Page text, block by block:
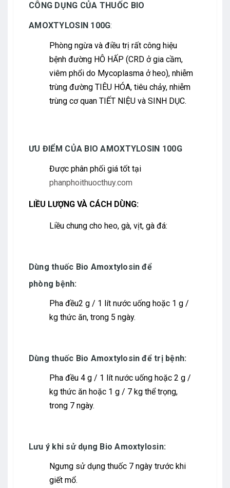
CÔNG DỤNG CỦA THUỐC BIO
AMOXTYLOSIN 100G:
Phòng ngừa và điều trị rất công hiệu
bệnh đường HÔ HẤP (CRD ở gia cầm,
viêm phổi do Mycoplasma ở heo), nhiễm
trùng đường TIÊU HÓA, tiêu chảy, nhiễm
trùng cơ quan TIẾT NIỆU và SINH DỤC.
ƯU ĐIỂM CỦA BIO AMOXTYLOSIN 100G
Được phân phối giá tốt tại
phanphoithuocthuy.com
LIỀU LƯỢNG VÀ CÁCH DÙNG:
Liều chung cho heo, gà, vịt, gà đá:
Dùng thuốc Bio Amoxtylosin để
phòng bệnh:
Pha đều2 g / 1 lít nước uống hoặc 1 g /
kg thức ăn, trong 5 ngày.
Dùng thuốc Bio Amoxtylosin để trị bệnh:
Pha đều 4 g / 1 lít nước uống hoặc 2 g /
kg thức ăn hoặc 1 g / 7 kg thể trọng,
trong 7 ngày.
Lưu ý khi sử dụng Bio Amoxtylosin:
Ngưng sử dụng thuốc 7 ngày trước khi
giết mổ.